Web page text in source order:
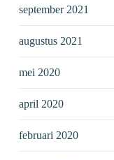
september 2021
augustus 2021
mei 2020
april 2020
februari 2020